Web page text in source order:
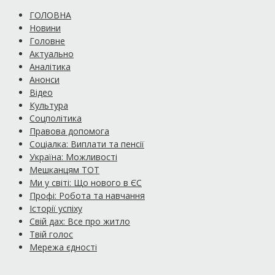
ГОЛОВНА
Новини
Головне
Актуально
Аналітика
Анонси
Відео
Культура
Соцполітика
Правова допомога
Соціалка: Виплати та пенсії
Україна: Можливості
Мешканцям ТОТ
Ми у світі: Що нового в ЄС
Профі: Робота та навчання
Історії успіху
Свій дах: Все про житло
Твій голос
Мережа єдності